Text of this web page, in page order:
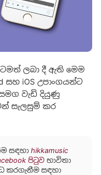
ලබා දී ඇති මෙම
සහ iOS උපාංගයන්ට
වැඩි දියුණු
සැලසුම් කර
සඳහා hikkamusic
පිටුවභාවිතා
කරගැනීම සඳහා